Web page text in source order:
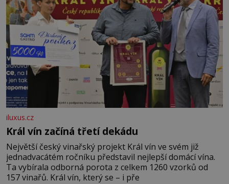
iluxus.cz
Král vín začíná třetí dekádu
Největší český vinařský projekt Král vín ve svém již
jednadvacátém ročníku představil nejlepší domácí vína.
Ta vybírala odborná porota z celkem 1260 vzorků od
157 vinařů. Král vín, který se – i pře